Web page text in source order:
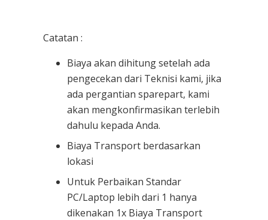
Catatan :
Biaya akan dihitung setelah ada
pengecekan dari Teknisi kami, jika
ada pergantian sparepart, kami
akan mengkonfirmasikan terlebih
dahulu kepada Anda.
Biaya Transport berdasarkan
lokasi
Untuk Perbaikan Standar
PC/Laptop lebih dari 1 hanya
dikenakan 1x Biaya Transport